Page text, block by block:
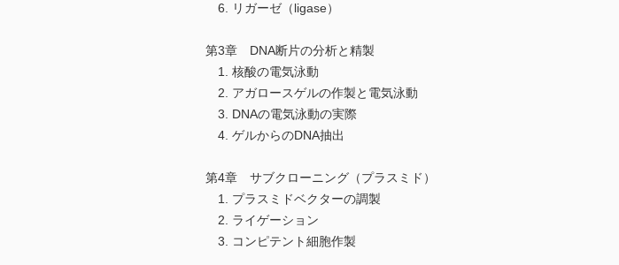
6. リガーゼ（ligase）
第3章 DNA断片の分析と精製
1. 核酸の電気泳動
2. アガロースゲルの作製と電気泳動
3. DNAの電気泳動の実際
4. ゲルからのDNA抽出
第4章 サブクローニング（プラスミド）
1. プラスミドベクターの調製
2. ライゲーション
3. コンピテント細胞作製